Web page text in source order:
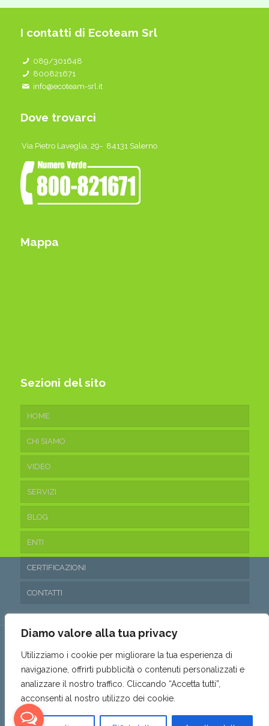
Diamo valore alla tua privacy
Utilizziamo i cookie per migliorare la tua esperienza di
navigazione, offrirti pubblicità o contenuti personalizzati e
analizzare il nostro traffico. Cliccando “Accetta tutti”,
acconsenti al nostro utilizzo dei cookie.
I contatti di Ecoteam Srl
089/301648
800821671
info@ecoteam-srl.it
Dove trovarci
Via Pietro Laveglia, 29- 84131 Salerno
Mappa
Sezioni del sito
HOME
CHI SIAMO
VIDEO
SERVIZI
BLOG
ENTI
CERTIFICAZIONI
CONTATTI
© 2016 Ecoteam Srl. • P.IVA 03315530653 • REA: SA- 288797 •
Powered by AMALFIWEB